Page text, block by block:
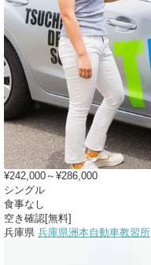
¥242,000～¥286,000
シングル
食事なし
空き確認[無料]
兵庫県 兵庫県洲本自動車教習所